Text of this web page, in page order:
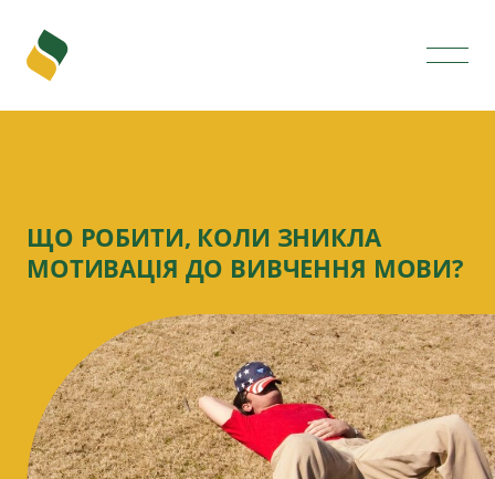
ЩО РОБИТИ, КОЛИ ЗНИКЛА
МОТИВАЦІЯ ДО ВИВЧЕННЯ МОВИ?